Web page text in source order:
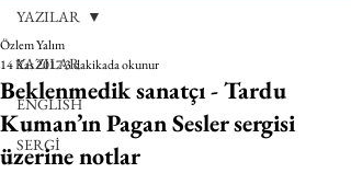
YAZILAR
ENGLISH
SERGİ
YAZILAR
Beklenmedik sanatçı - Tardu
Kuman’ın Pagan Sesler sergisi
üzerine notlar
Özlem Yalım
14 Kas 20173 dakikada okunur